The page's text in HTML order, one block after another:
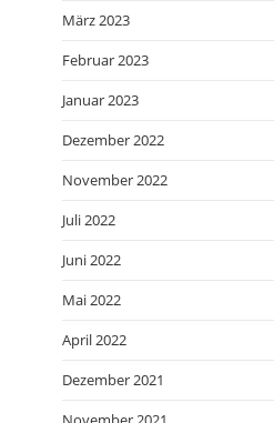
März 2023
Februar 2023
Januar 2023
Dezember 2022
November 2022
Juli 2022
Juni 2022
Mai 2022
April 2022
Dezember 2021